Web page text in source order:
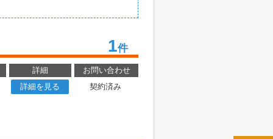
1件
詳細
お問い合わせ
詳細を見る
契約済み